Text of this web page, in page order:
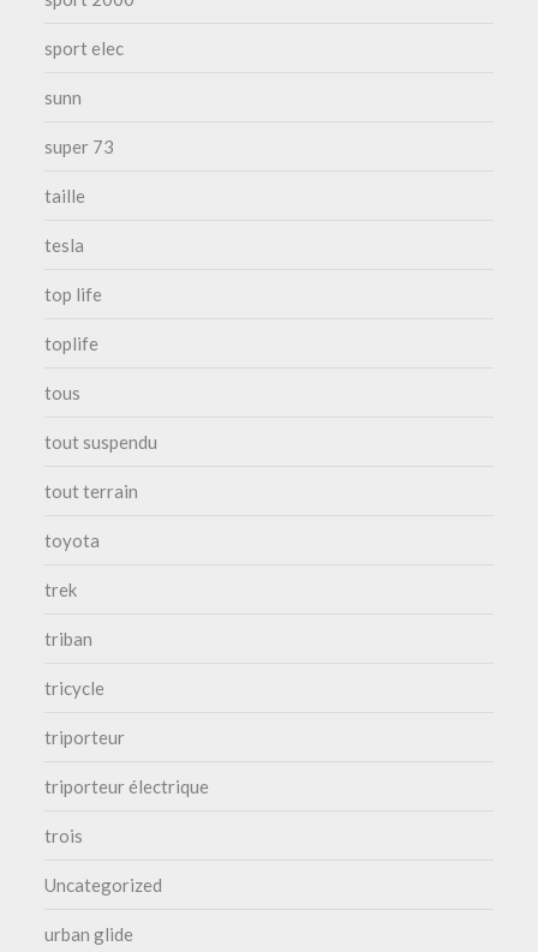
sport elec
sunn
super 73
taille
tesla
top life
toplife
tous
tout suspendu
tout terrain
toyota
trek
triban
tricycle
triporteur
triporteur électrique
trois
Uncategorized
urban glide